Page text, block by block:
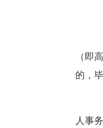
（即
的，
人事